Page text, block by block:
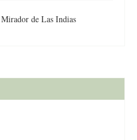
de Las Indias